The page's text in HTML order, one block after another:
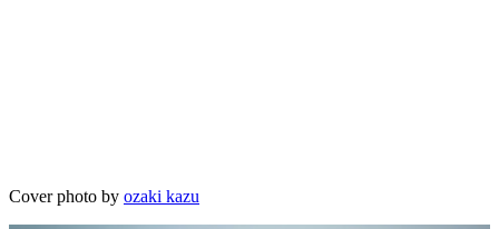
Cover photo by ozaki kazu